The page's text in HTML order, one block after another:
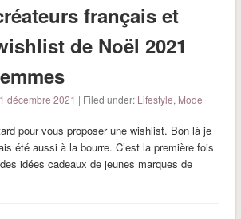
français et
de Noël 2021
décembre 2021 | Filed under: Lifestyle, Mode
pour vous proposer une wishlist. Bon là je
été aussi à la bourre. C’est la première fois
idées cadeaux de jeunes marques de